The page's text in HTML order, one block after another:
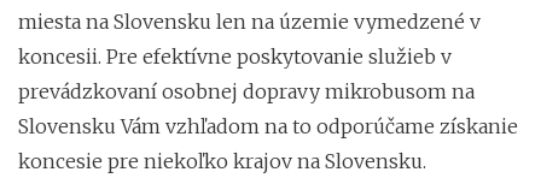
miesta na Slovensku len na územie vymedzené v
koncesii. Pre efektívne poskytovanie služieb v
prevádzkovaní osobnej dopravy mikrobusom na
Slovensku Vám vzhľadom na to odporúčame získanie
koncesie pre niekoľko krajov na Slovensku.